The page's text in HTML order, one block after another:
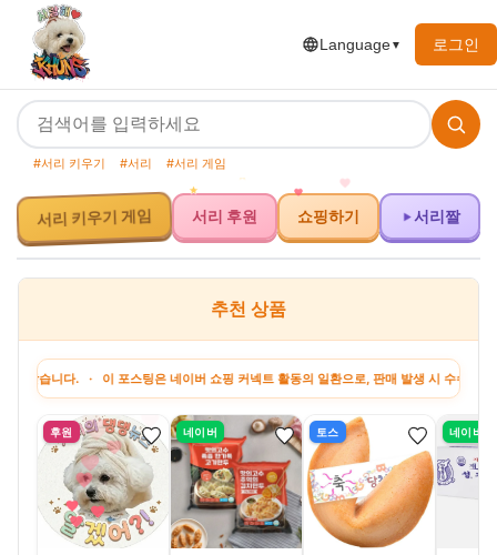
Language▼ 로그인
#서리 키우기 #서리 #서리 게임
서리 키우기 게임 서리 후원 쇼핑하기 서리짤
추천 상품
. · 이 포스팅은 네이버 쇼핑 커넥트 활동의 일환으로, 판매 발생 시 수수료를 제공
후원 네이버 토스 네이버